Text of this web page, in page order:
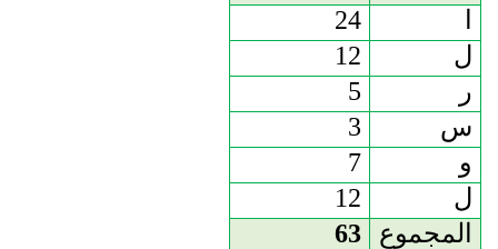
24
ل
12
ر
5
س
3
و
7
ل
12
المجموع
63